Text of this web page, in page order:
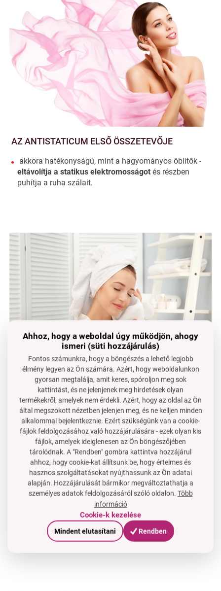
AZ ANTISTATICUM ELSŐ ÖSSZETEVŐJE
akkora hatékonyságú, mint a hagyományos öblítők -
eltávolítja a statikus elektromosságot és részben
puhítja a ruha szálait.
A MÁSODIK ÖSSZETEVŐ ELASTIL ME
hasonló a hajápoló kondicionálókba tett szilikonokhoz.
Az ELASTILmégjobban puhítja a szálatmint az első
összetevő, és ráadásulminden további mosás
alkalmávaljavula puhításihatás– megsokszorozódik.
Tehát az a szabály érvényes, hogy minél több L
´AVIVAGE-t használsz, annálpuhább és puhábblesz a
ruhád….
Ezért a L´AVIVAGE használatával már
után körülbelül300% jobb puhítási hatásokat
érhetsz el, mint a szupermarketekből származó,
ELASTIL ME nélküli hagyományos öblítők esetében.
Ahhoz, hogy a weboldal úgy működjön, ahogy
ismeri (süti hozzájárulás)
Fontos számunkra, hogy a böngészés a lehető legjobb
élmény legyen az Ön számára. Azért, hogy weboldalunkon
gyorsan megtalálja, amit keres, spóroljon meg sok
kattintást, és ne jelenjenek meg hirdetések olyan
termékekről, amelyek nem érdekli. Azért, hogy az oldal az Ön
által megszokott nézetben jelenjen meg, és ne kelljen minden
alkalommal bejelentkeznie. Ezért szükségünk van a cookie-
fájlok feldolgozásához való hozzájárulására - ezek olyan kis
fájlok, amelyek ideiglenesen az Ön böngészőjében
tárolódnak. A "Rendben" gombra kattintva hozzájárul
ahhoz, hogy cookie-kat állítsunk be, hogy értelmes és
hasznos szolgáltatásokat nyújthassunk az Ön adatai
alapján. Hozzájárulását bármikor megváltoztathatja a
személyes adatok feldolgozásáról szóló oldalon. Több
információ
Cookie-k kezelése
Mindent elutasítani Rendben